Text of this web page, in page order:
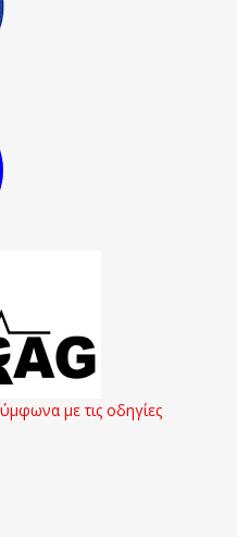
με τις οδηγίες